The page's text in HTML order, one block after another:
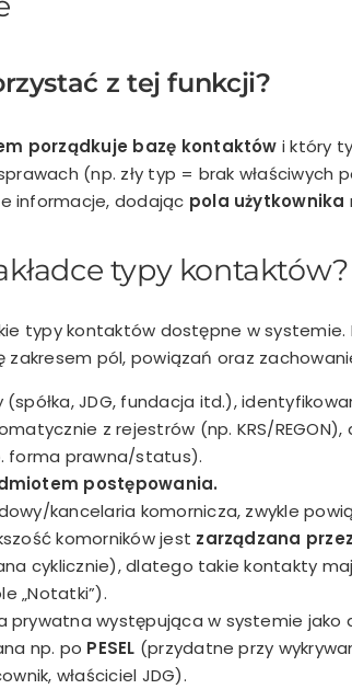
z tej funkcji?
porządkuje bazę kontaktów i który
(np. zły typ = brak właściwych
informacje, dodając pola użytkownika
typy kontaktów?
typy kontaktów dostępne w
zakresem pól, powiązań oraz
JDG, fundacja itd.),
z rejestrów (np. KRS/
forma prawna/status).
postępowania.
kancelaria komornicza, zwykle
komorników jest zarządzana
cyklicznie), dlatego takie kontakty
„Notatki”).
prywatna występująca w systemie jako
np. po PESEL (przydatne przy
właściciel JDG).